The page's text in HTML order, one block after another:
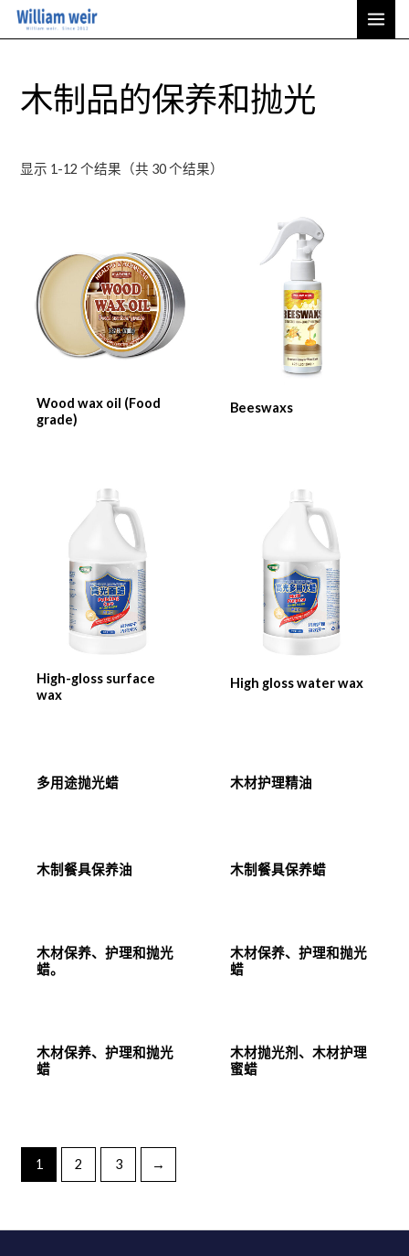
至
主
木制品的保养和抛光
显示 1-12 个结果（共 30 个结果）
排
Wood wax oil (Food
grade)
Beeswaxs
High-gloss surface
wax
High gloss water wax
多用途抛光蜡 木材护理精油
木制餐具保养油 木制餐具保养蜡
木材保养、护理和抛光
蜡。
木材保养、护理和抛光
蜡
木材保养、护理和抛光
蜡
木材抛光剂、木材护理
蜜蜡
1 2 3 →